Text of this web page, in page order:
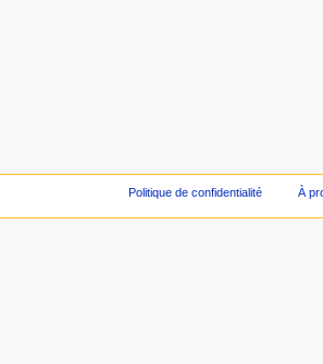
Politique de confidentialité À